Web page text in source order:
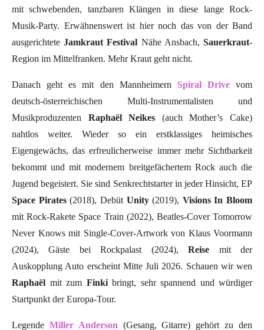
mit schwebenden, tanzbaren Klängen in diese lange Rock-
Musik-Party. Erwähnenswert ist hier noch das von der Band
ausgerichteteJamkraut Festival Nähe Ansbach,Sauerkraut-
Region im Mittelfranken. Mehr Kraut geht nicht.
Danach geht es mit den Mannheimern Spiral Drivevom
deutsch-österreichischen Multi-Instrumentalisten und
Musikproduzenten Raphaël Neikes (auch Mother’s Cake)
nahtlos weiter. Wieder so ein erstklassiges heimisches
Eigengewächs, das erfreulicherweise immer mehr Sichtbarkeit
bekommt und mit modernem breitgefächertem Rock auch die
Jugend begeistert. Sie sind Senkrechtstarter in jeder Hinsicht, EP
Space Pirates(2018), Debüt Unity(2019), Visions In Bloom
mit Rock-Rakete Space Train (2022), Beatles-Cover Tomorrow
Never Knows mit Single-Cover-Artwork von Klaus Voormann
(2024), Gäste bei Rockpalast (2024),Reise mit der
Auskopplung Auto erscheint Mitte Juli 2026. Schauen wir wen
Raphaël mit zum Finkibringt, sehr spannend und würdiger
Startpunkt der Europa-Tour.
Legende Miller Anderson (Gesang, Gitarre) gehört zu den